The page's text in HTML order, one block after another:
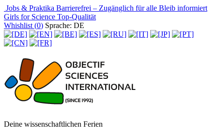
Jobs & Praktika Barrierefrei – Zugänglich für alle Bleib informiert
Girls for Science Top-Qualität
Whishlist (0) Sprache: DE
Deine wissenschaftlichen Ferien